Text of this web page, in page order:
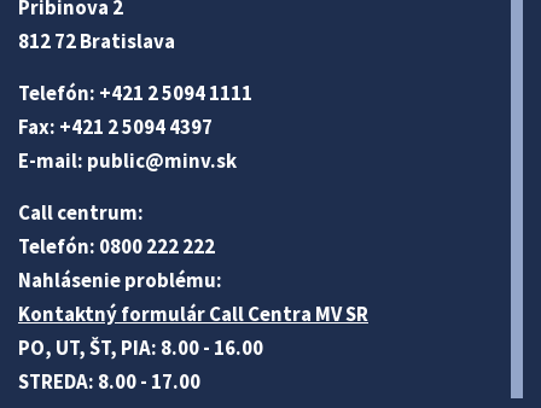
Pribinova 2
812 72 Bratislava
Telefón: +421 2 5094 1111
Fax: +421 2 5094 4397
E-mail: public@minv.sk
Call centrum:
Telefón: 0800 222 222
Nahlásenie problému:
Kontaktný formulár Call Centra MV SR
PO, UT, ŠT, PIA: 8.00 - 16.00
STREDA: 8.00 - 17.00